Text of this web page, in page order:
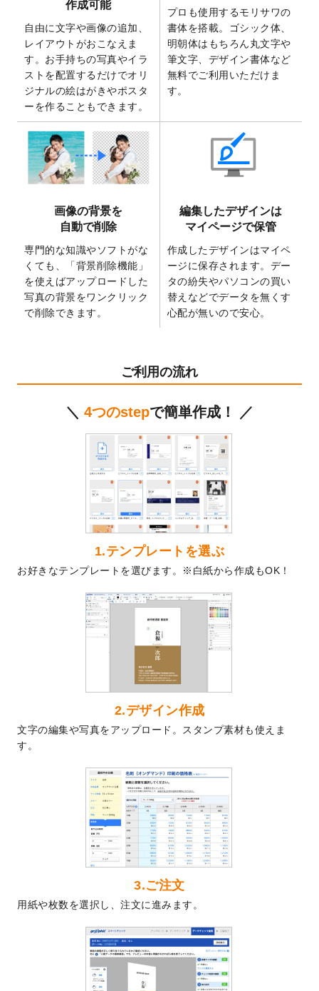
トを追加いたしました。
2025/6/30
暑中見舞いのデザインテンプレートを追加
しました。
2025/6/27
キャンバスプリントのデザインテンプレー
トを追加いたしました。
2025/6/24
2026年版1月始まりのカレンダーデザイン
テンプレートを公開いたしました。
2025/6/9
「背景削除機能
」を実装しました。
2025/4/3
DMのデザインテンプレートを追加しまし
た。
を追加しました。
マスキングテープのデザインテンプレート
を追加しました。
2025/1/15
配置できるデータ形式が増えました。
（pdf、psd、eps、tifに対応）
2024/12/24
2025年版4月始まりのカレンダーデザイン
箔押し年賀状のデザインテンプレート
ステッカーのデザインテンプレート
しました。
2025年巳年の年賀状デザインテンプレート
を公開いたしました。
喪中はがきのデザインテンプレート
いたしました。
2025年版1月始まりのカレンダーデザイン
テンプレート
を公開いたしました。
なりました！
プラスチックカードのデザインテンプレー
トを追加しました。
回数券のデザインテンプレート
した。
暑中見舞いのデザインテンプレート
しました。
メッセージカードのデザインテンプレート
を追加しました。
2024/6/14
エコノミータイプののぼりが作成できるよ
うになりました！
【新商品】のぼり
が作成できるようになり
ました！
DMのデザインテンプレートを追加しまし
た。
【新商品】ステッカー
なりました！
2024年版4月始まりのカレンダーデザイン
テンプレートを公開いたしました。
2024年辰年の年賀ポスターデザインテンプ
レート
を公開いたしました。
作成可能
自由に文字や画像の追加、
レイアウトがおこなえま
す。お手持ちの写真やイラ
ストを配置するだけでオリ
ジナルの絵はがきやポスタ
ーを作ることもできます。
プロも使用するモリサワの
書体を搭載。ゴシック体、
明朝体はもちろん丸文字や
筆文字、デザイン書体など
無料でご利用いただけま
す。
画像の背景を
自動で削除
専門的な知識やソフトがな
くても、「背景削除機能」
を使えばアップロードした
写真の背景をワンクリック
で削除できます。
編集したデザインは
マイページで保管
作成したデザインはマイペ
ージに保存されます。デー
タの紛失やパソコンの買い
替えなどでデータを無くす
心配が無いので安心。
ご利用の流れ
＼ 4つのstepで簡単作成！ ／
1.テンプレートを選ぶ
お好きなテンプレートを選びます。※白紙から作成もOK！
2.デザイン作成
文字の編集や写真をアップロード。スタンプ素材も使えま
す。
3.ご注文
用紙や枚数を選択し、注文に進みます。